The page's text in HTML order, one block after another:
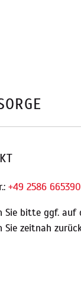
+49 2586
Sie bitte ggf. auf
Sie zeitnah